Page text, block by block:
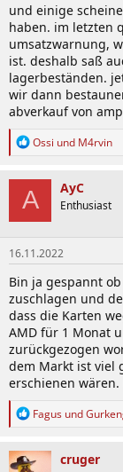
und einige
haben. im letzten
umsatzwarnung,
ist. deshalb saß
lagerbeständen.
wir dann
abverkauf von
R
k
t
o
n
e
n
:
Ossi und M4rvin
A AyC
Enthusiast
16.11.2022
Bin ja gespannt
zuschlagen und
dass die Karten
AMD für 1 Monat
zurückgezogen
dem Markt ist viel
erschienen
R
k
t
Fagus und
cruger